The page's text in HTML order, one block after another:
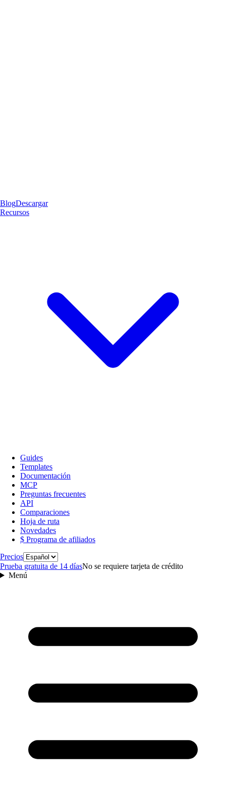
BlogDescargar
Recursos
Guides
Templates
Documentación
MCP
Preguntas frecuentes
API
Comparaciones
Hoja de ruta
Novedades
$ Programa de afiliados
PreciosIdioma
Prueba gratuita de 14 díasNo se requiere tarjeta de crédito
Menú